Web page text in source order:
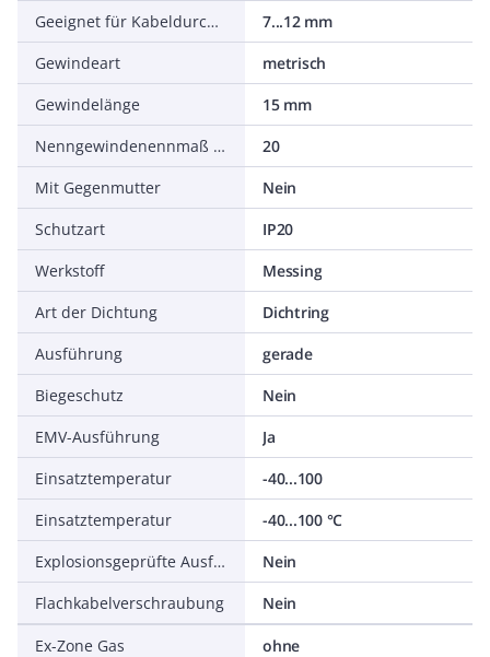
Geeignet für Kabeldurchmesser
7...12 mm
Gewindeart
metrisch
Gewindelänge
15 mm
Nenngewindenennmaß metrisch/PG
20
Mit Gegenmutter
Nein
Schutzart
IP20
Werkstoff
Messing
Art der Dichtung
Dichtring
Ausführung
gerade
Biegeschutz
Nein
EMV-Ausführung
Ja
Einsatztemperatur
-40...100
Einsatztemperatur
-40...100 °C
Explosionsgeprüfte Ausführung
Nein
Flachkabelverschraubung
Nein
Ex-Zone Gas
ohne